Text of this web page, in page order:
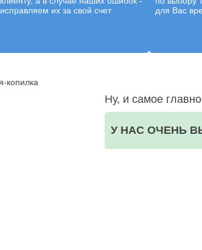
исправляем их за свой счет
для Вас
Ну, и самое
У НАС ОЧЕНЬ